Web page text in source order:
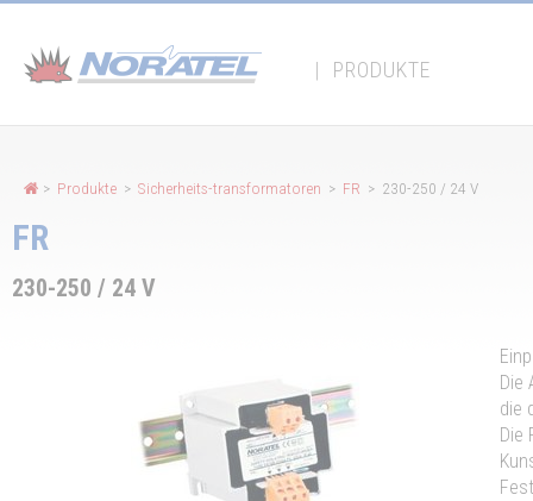
| PRODUKTE
> Produkte > Sicherheits-transformatoren > FR > 230-250 / 24 V
FR
230-250 / 24 V
Die
die
Die
Cookie-Einstellungen